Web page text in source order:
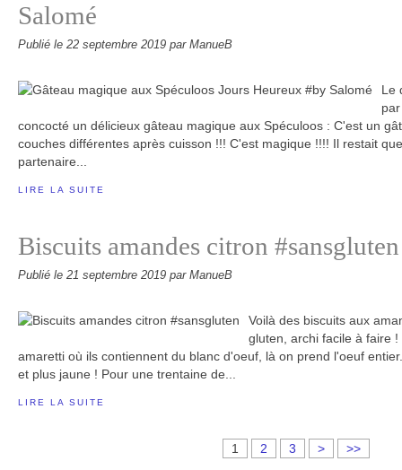
Salomé
Publié le 22 septembre 2019 par ManueB
Le
concocté un délicieux gâteau magique aux Spéculoos : C'est un
couches différentes après cuisson !!! C'est magique !!!! Il restait
partenaire...
LIRE LA SUITE
Biscuits amandes citron #sansgluten
Publié le 21 septembre 2019 par ManueB
Voilà des biscuits aux
gluten, archi facile à faire
amaretti où ils contiennent du blanc d'oeuf, là on prend l'oeuf
et plus jaune ! Pour une trentaine de...
LIRE LA SUITE
1 2 3 > >>